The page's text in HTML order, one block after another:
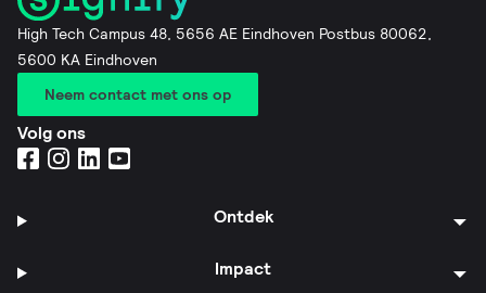
High Tech Campus 48, 5656 AE Eindhoven Postbus 80062,
5600 KA Eindhoven
Neem contact met ons op
Volg ons
Ontdek
Impact